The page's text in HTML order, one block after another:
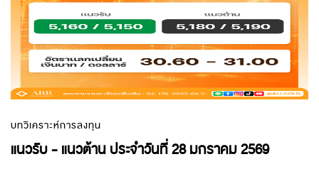
บทวิเคราะห์การลงทุน
แนวรับ - แนวต้าน ประจำวันที่ 28 มกราคม 2569